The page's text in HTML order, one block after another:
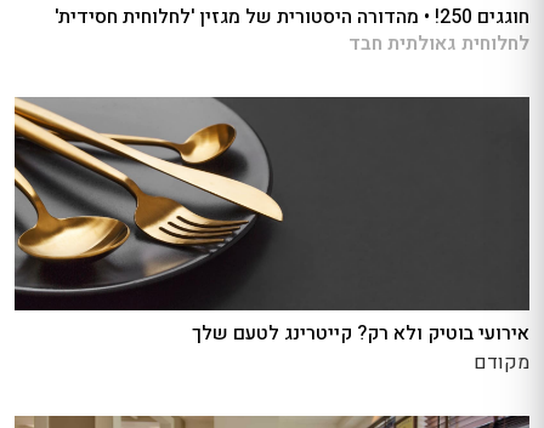
חוגגים 250! • מהדורה היסטורית של מגזין 'לחלוחית חסידית'
לחלוחית גאולתית חבד
אירועי בוטיק ולא רק? קייטרינג לטעם שלך
מקודם